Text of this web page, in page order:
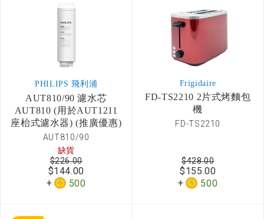
PHILIPS 飛利浦
AUT810/90 濾水芯
AUT810 (用於AUT1211
座枱式濾水器) (推廣優惠)
AUT810/90
缺貨
$144.00
500
$226.00
Frigidaire
FD-TS2210 2片式烤麵包
機
FD-TS2210
$155.00
500
$428.00